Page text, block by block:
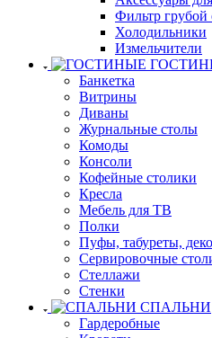
Фильтр грубой
Холодильники
Измельчители
Банкетка
Витрины
Диваны
Журнальные столы
Комоды
Консоли
Кофейные столики
Кресла
Мебель для ТВ
Полки
Пуфы, табуреты,
Сервировочные
Стеллажи
Стенки
СПАЛЬНИ
Гардеробные